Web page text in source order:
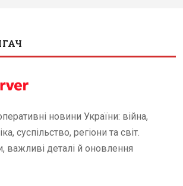
новини України: війна,
суспільство, регіони та світ.
важливі деталі й оновлення